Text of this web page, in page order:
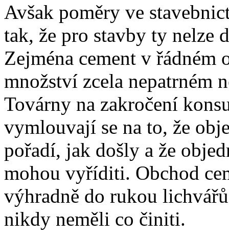
Avšak poměry ve
tak, že pro stavby ty nelze
Zejména cement v řádném
množství zcela nepatrném
Továrny na zakročení
vymlouvají se na to, že
pořadí, jak došly a že
mohou vyříditi. Obchod
výhradně do rukou
nikdy neměli co činiti.